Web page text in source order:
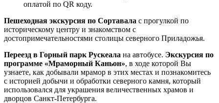
оплатой по QR коду.
Пешеходная экскурсия по Сортавала с прогулкой по
историческому центру и знакомством с
достопримечательностями столицы северного Приладожья.
Переезд в Горный парк Рускеала на автобусе. Экскурсия по
программе «Мраморный Каньон», в ходе которой Вы
узнаете, как добывали мрамор в этих местах и познакомитесь
с историей добычи и обработки северного камня, который
использовался для украшения величественных храмов и
дворцов Санкт-Петербурга.